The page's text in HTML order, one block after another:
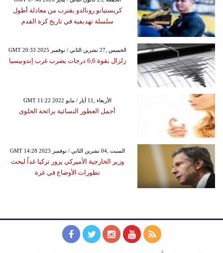
كريستيانو رونالدو يقترب من معادلة أطول
سلسلة تهديفية في تاريخ كرة القدم
GMT 20:33 2025 الخميس ,27 تشرين الثاني / نوفمبر
زلزال بقوة 6,6 درجات يضرب غرب إندونيسيا
GMT 11:22 2022 الأربعاء ,11 أيار / مايو
أجمل العطور النسائية برائحة الحلوى
GMT 14:28 2023 السبت ,04 تشرين الثاني / نوفمبر
وزير الخارجية الأميركي يزور تركيا غداً لبحث
تطورات الأوضاع في غزة